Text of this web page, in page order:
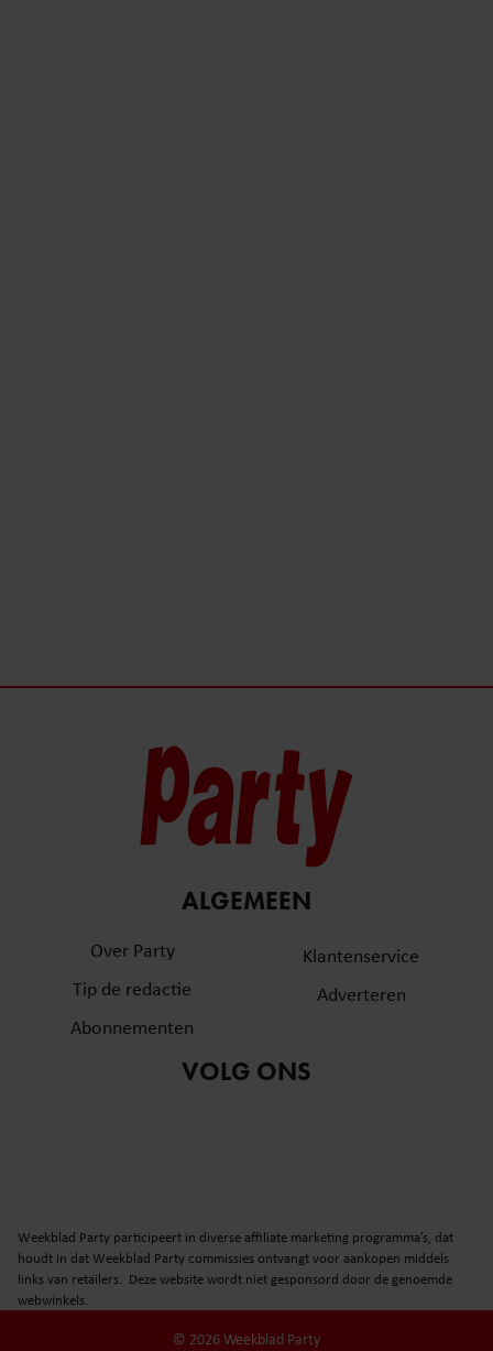
ALGEMEEN
Over Party
Tip de redactie
Abonnementen
Klantenservice
Adverteren
VOLG ONS
Weekblad Party participeert in diverse affiliate marketing programma’s, dat
houdt in dat Weekblad Party commissies ontvangt voor aankopen middels
links van retailers. Deze website wordt niet gesponsord door de genoemde
webwinkels.
© 2026 Weekblad Party